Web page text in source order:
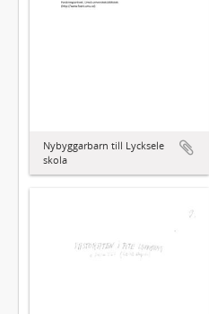
Nybyggarbarn till Lycksele
skola